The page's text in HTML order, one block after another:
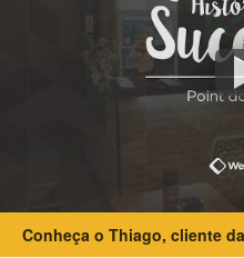
Conheça o Thiago, cliente